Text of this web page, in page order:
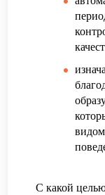
С какой
Я даю
Я даю